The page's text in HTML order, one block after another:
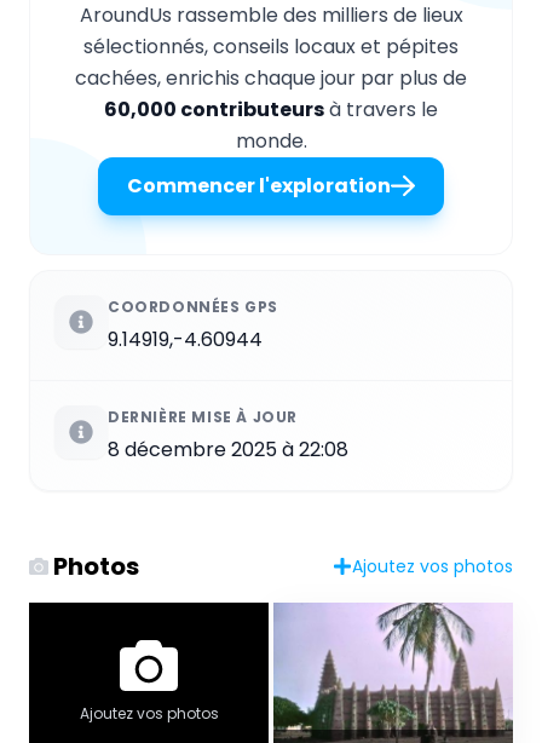
AroundUs rassemble des milliers de lieux
sélectionnés, conseils locaux et pépites
cachées, enrichis chaque jour par plus de
60,000 contributeursà travers le
monde.
Commencer l'exploration
COORDONNÉES GPS
9.14919,-4.60944
DERNIÈRE MISE À JOUR
8 décembre 2025 à 22:08
Photos Ajoutez vos photos
Ajoutez vos photos